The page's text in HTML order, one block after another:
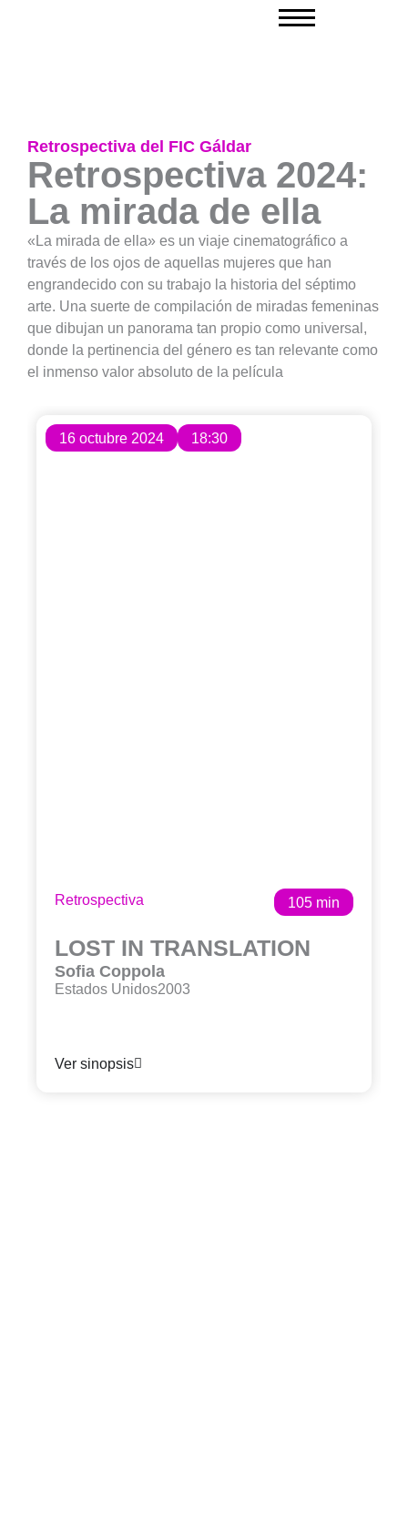
Retrospectiva del FIC Gáldar
Retrospectiva 2024:
La mirada de ella
«La mirada de ella» es un viaje cinematográfico a
través de los ojos de aquellas mujeres que han
engrandecido con su trabajo la historia del séptimo
arte. Una suerte de compilación de miradas femeninas
que dibujan un panorama tan propio como universal,
donde la pertinencia del género es tan relevante como
el inmenso valor absoluto de la película
16 octubre 2024 18:30
Retrospectiva 105 min
LOST IN TRANSLATION
Sofia Coppola
Estados Unidos2003
Ver sinopsis